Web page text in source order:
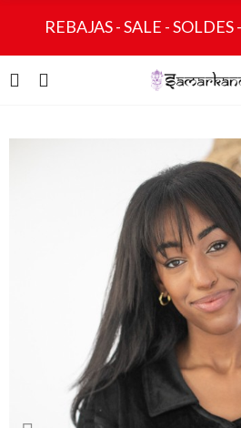
REBAJAS - SALE -